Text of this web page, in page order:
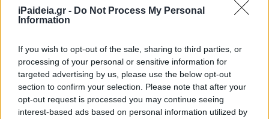
iPaideia.gr - Do Not Process My Personal
Information
If you wish to opt-out of the sale, sharing to third parties, or
processing of your personal or sensitive information for
targeted advertising by us, please use the below opt-out
section to confirm your selection. Please note that after your
opt-out request is processed you may continue seeing
interest-based ads based on personal information utilized by